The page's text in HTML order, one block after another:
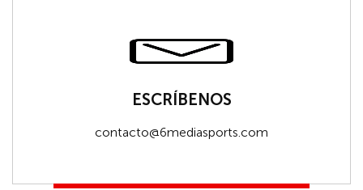
ESCRÍBENOS
contacto@6mediasports.com